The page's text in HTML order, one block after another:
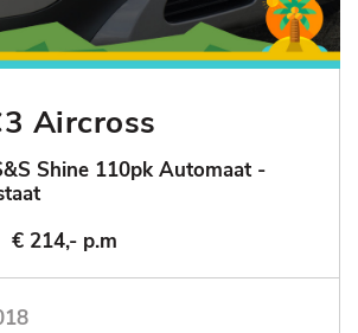
Aircross
Shine 110pk Automaat -
€ 214,- p.m